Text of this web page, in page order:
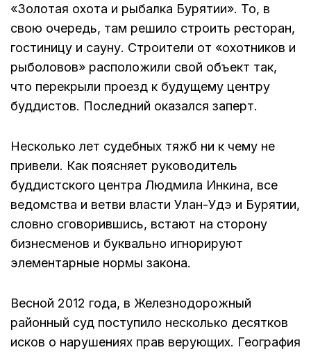
«Золотая охота и рыбалка Бурятии». То, в
свою очередь, там решило строить ресторан,
гостиницу и сауну. Строители от «охотников и
рыболовов» расположили свой объект так,
что перекрыли проезд к будущему центру
буддистов. Последний оказался заперт.
Несколько лет судебных тяжб ни к чему не
привели. Как поясняет руководитель
буддистского центра Людмила Инкина, все
ведомства и ветви власти Улан-Удэ и Бурятии,
словно сговорившись, встают на сторону
бизнесменов и буквально игнорируют
элементарные нормы закона.
Весной 2012 года, в Железнодорожный
районный суд поступило несколько десятков
исков о нарушениях прав верующих. География